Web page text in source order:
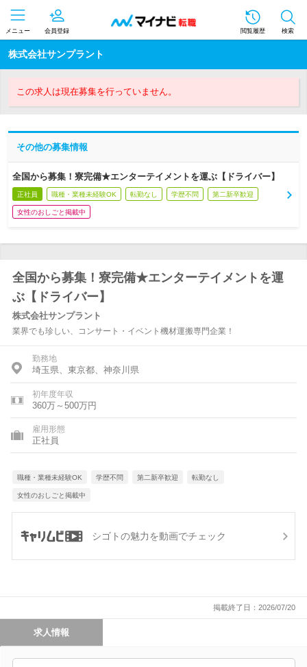
メニュー 会員登録 閲覧履歴 検索
株式会社サンプラント
この求人は現在募集を行っていません。
その他の募集情報
全国から募集！寮完備★エンターテイメントを運ぶ【ドライバー】
正社員 職種・業種未経験OK 転勤なし 学歴不問 第二新卒歓迎
女性のおしごと掲載中
全国から募集！寮完備★エンターテイメントを運
ぶ【ドライバー】
株式会社サンプラント
業界でも珍しい、コンサート・イベント機材運搬専門企業！
勤務地
埼玉県、東京都、神奈川県
初年度年収
360万～500万円
雇用形態
正社員
職種・業種未経験OK 学歴不問 第二新卒歓迎 転勤なし
女性のおしごと掲載中
シゴトの魅力を動画でチェック
掲載終了日：2026/07/20
求人情報